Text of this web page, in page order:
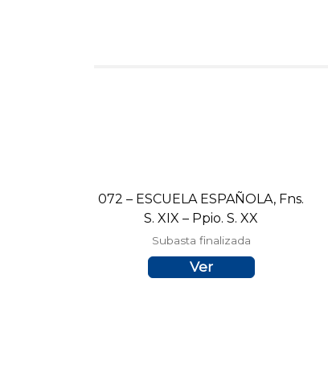
072 – ESCUELA ESPAÑOLA, Fns.
S. XIX – Ppio. S. XX
Subasta finalizada
Ver